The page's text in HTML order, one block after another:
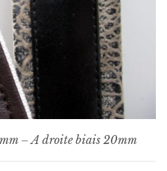
– A droite biais 20mm